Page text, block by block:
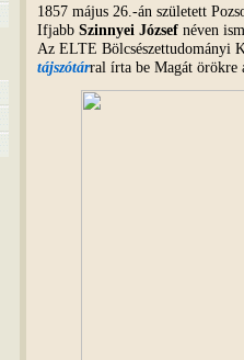
1857 május 26.-án született
Ifjabb Szinnyei Józsefnéven
Az ELTE Bölcsészettudományi
tájszótárral írta be Magát örökre